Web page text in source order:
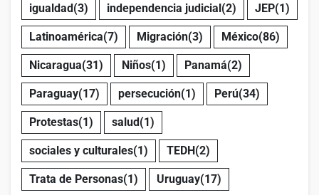
igualdad(3) independencia judicial(2) JEP(1)
Latinoamérica(7) Migración(3) México(86)
Nicaragua(31) Niños(1) Panamá(2)
Paraguay(17) persecución(1) Perú(34)
Protestas(1) salud(1)
sociales y culturales(1) TEDH(2)
Trata de Personas(1) Uruguay(17)